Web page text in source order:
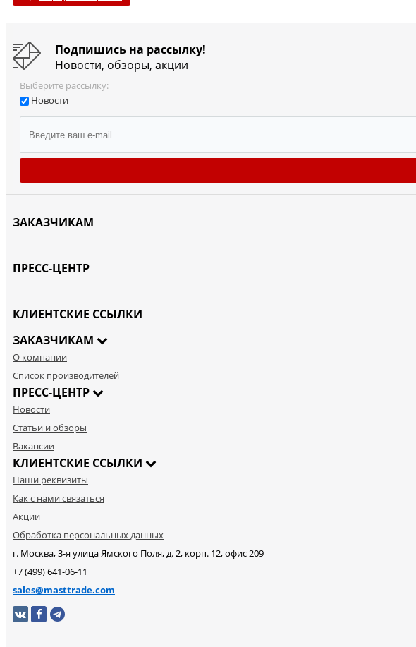
Подпишись на рассылку!
Новости, обзоры, акции
Выберите рассылку:
Новости
ЗАКАЗЧИКАМ
ПРЕСС-ЦЕНТР
КЛИЕНТСКИЕ ССЫЛКИ
ЗАКАЗЧИКАМ
О компании
Список производителей
ПРЕСС-ЦЕНТР
Новости
Статьи и обзоры
Вакансии
КЛИЕНТСКИЕ ССЫЛКИ
Наши реквизиты
Как с нами связаться
Акции
Обработка персональных данных
г. Москва, 3-я улица Ямского Поля, д. 2, корп. 12, офис 209
+7 (499) 641-06-11
sales@masttrade.com